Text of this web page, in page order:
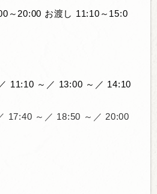
～20:00 お渡し 11:10～15:0
11:10 ～／ 13:00 ～／ 14:10
17:40 ～／ 18:50 ～／ 20:00